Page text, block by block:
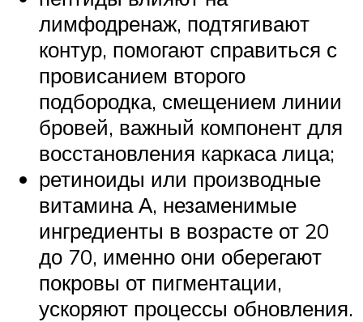
лимфодренаж, подтягивают
контур, помогают справиться с
провисанием второго
подбородка, смещением линии
бровей, важный компонент для
восстановления каркаса лица;
ретиноиды или производные
витамина А, незаменимые
ингредиенты в возрасте от 20
до 70, именно они оберегают
покровы от пигментации,
ускоряют процессы обновления.